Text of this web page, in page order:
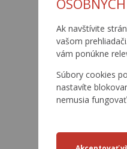
Ak navštívite
vašom
vám ponúkne
Súbory cookies
nastavíte
nemusia